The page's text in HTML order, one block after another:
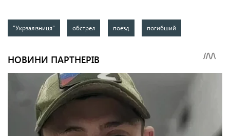
"Укрзалізниця" обстрел поезд погибший